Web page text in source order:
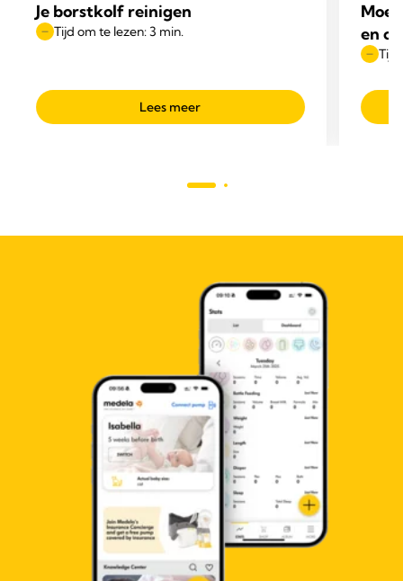
Je borstkolf reinigen
Tijd om te lezen: 3 min.
Lees meer
en
Tijd